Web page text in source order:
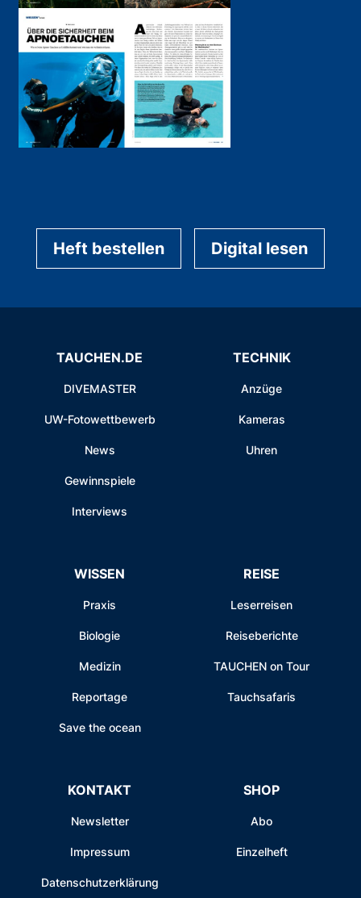
Heft bestellen Digital lesen
TAUCHEN.DE
DIVEMASTER
UW-Fotowettbewerb
News
Gewinnspiele
Interviews
TECHNIK
Anzüge
Kameras
Uhren
WISSEN
Praxis
Biologie
Medizin
Reportage
Save the ocean
REISE
Leserreisen
Reiseberichte
TAUCHEN on Tour
Tauchsafaris
KONTAKT
Newsletter
Impressum
Datenschutzerklärung
SHOP
Abo
Einzelheft